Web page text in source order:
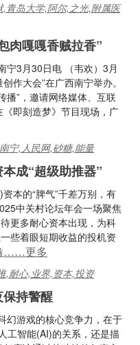
,青岛大学,阿尔,之光,附属医
肉嘎嘎香贼拉香”
宁3月30日电 （韦欢）3月
作大会”在广西南宁举办。
播”，邀请网络媒体、互联
即刻造梦》节目现场，广
宁,人民网,砂糖,能量
成“超级助推器”
本的“脾气”千差万别，有
中关村论坛年会一场聚焦
更多耐心资本出现，为科
些着眼短期收益的投机资
……更多
,耐心,业界,资本,投资
持警醒
幻游戏的核心竞争力，在于
工智能(AI)的关系，还是描